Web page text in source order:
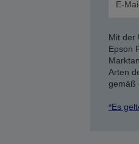
Mit der
Epson
Arten
gemäß
*Es